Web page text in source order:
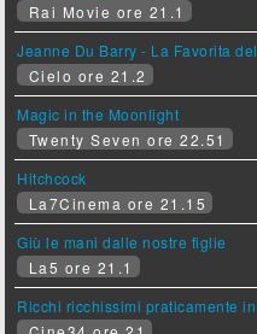
Rai Movie ore 21.1
Jeanne Du Barry - La Favorita
Cielo ore 21.2
Magic in the Moonlight
Twenty Seven ore 22.51
Hitchcock
La7Cinema ore 21.15
Giù le mani dalle nostre figlie
La5 ore 21.1
Ricchi ricchissimi praticamente